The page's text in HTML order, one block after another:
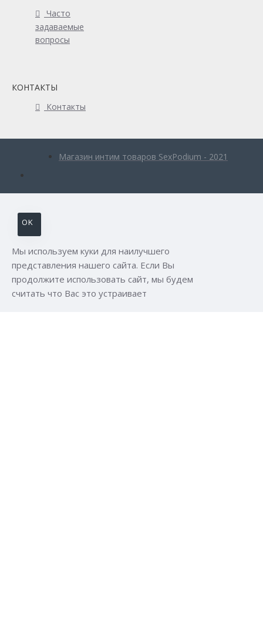
Часто
задаваемые
вопросы
КОНТАКТЫ
Контакты
Магазин интим товаров SexPodium - 2021
OK
Мы используем куки для наилучшего
представления нашего сайта. Если Вы
продолжите использовать сайт, мы будем
считать что Вас это устраивает